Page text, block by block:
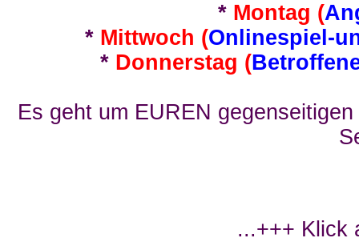
* Montag (
* Mittwoch (Onlinespiel-
* Donnerstag (
Es geht um EUREN
...+++ Klick